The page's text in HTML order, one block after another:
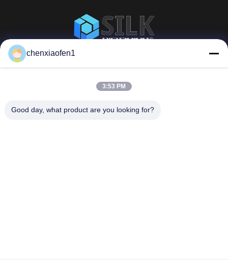
Co. υπηρεσιών διαχείρησης οδικής επιχείρησης
μεταξιού του Πεκίνου, ΕΠΕ
Σύνδεσμοι
μας
chenxiaofen1
3:53 PM
Good day, what product are you looking for?